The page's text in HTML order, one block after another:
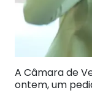
A Câmara de
ontem, um